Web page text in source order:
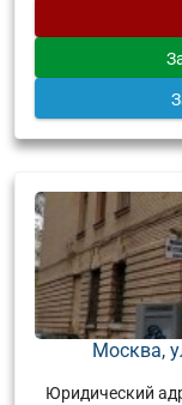
Москва,
Юридический